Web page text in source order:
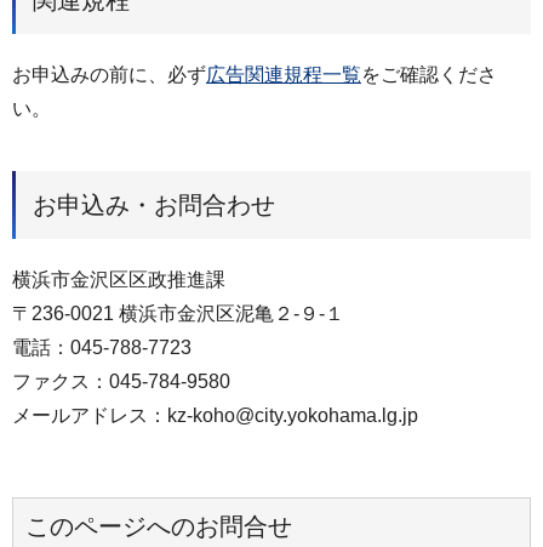
お申込みの前に、必ず広告関連規程一覧をご確認くださ
い。
お申込み・お問合わせ
横浜市金沢区区政推進課
〒236-0021 横浜市金沢区泥亀２-９-１
電話：045-788-7723
ファクス：045-784-9580
メールアドレス：kz-koho@city.yokohama.lg.jp
このページへのお問合せ